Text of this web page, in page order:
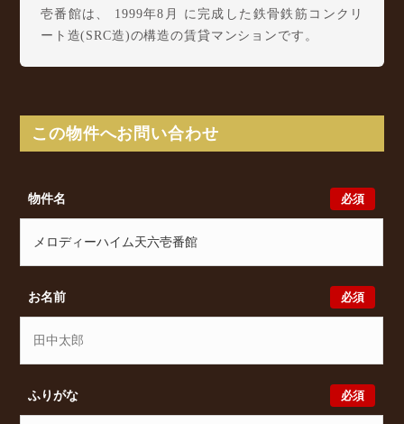
壱番館は、 1999年8月 に完成した鉄骨鉄筋コンクリ
ート造(SRC造)の構造の賃貸マンションです。
Metro 堺筋線 扇町駅 徒歩11分 からアクセスが可能
となっております。
認をはじめ、本庄東1丁目13-7周辺エリアで賃貸物
件・マンションをお探しでしたら、ぜひ大阪分譲賃貸
譲賃貸Classicalでは、お問い合わせ以外にも来店予約
望の条件をいただきましたら、プロの目線からおすす
めの賃貸物件をご提案いたします。
この物件へお問い合わせ
必須
物件名
必須
お名前
必須
ふりがな